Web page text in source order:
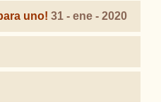
uno! 31 - ene - 2020